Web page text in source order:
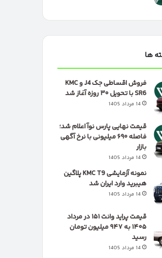
ها
فروش اقساطی جک J4 و KMC
SR6 با تحویل ۳۰ روزه آغاز شد
14 مرداد 1405
قیمت نهایی پارس نوآ اعلام شد؛
فاصله ۶۹۰ میلیونی با نرخ آگهی
بازار
14 مرداد 1405
نمونه آزمایشی KMC T9 پلاگین
هیبرید وارد ایران شد
14 مرداد 1405
قیمت پراید وانت ۱۵۱ در مرداد
۱۴۰۵ به ۹۴۷ میلیون تومان
رسید
14 مرداد 1405